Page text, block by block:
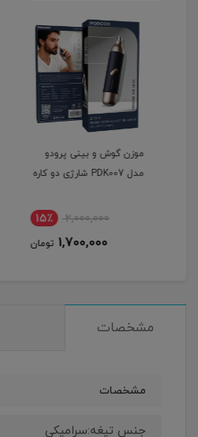
موزن گوش و بینی پرودو
مدل PDK007 شارژی دو کاره
2,000,000 15٪
1,700,000 تومان
مشخصات
مشخصات
جنس تیغه:سرامیکی